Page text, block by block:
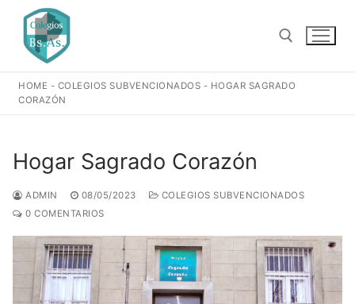
contenido
HOME - COLEGIOS SUBVENCIONADOS - HOGAR SAGRADO
CORAZÓN
Hogar Sagrado Corazón
ADMIN 08/05/2023
COLEGIOS SUBVENCIONADOS
0 COMENTARIOS